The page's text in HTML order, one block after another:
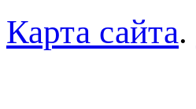
Карта сайта.